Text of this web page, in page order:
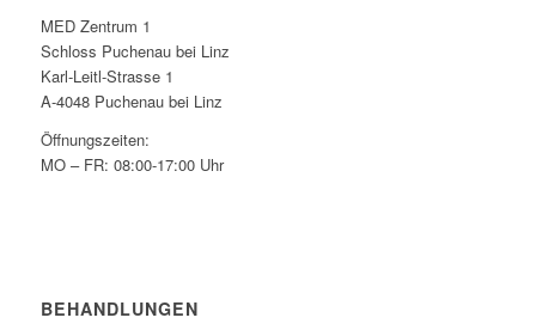
MED Zentrum 1
Schloss Puchenau bei Linz
Karl-Leitl-Strasse 1
A-4048 Puchenau bei Linz
Öffnungszeiten:
MO – FR: 08:00-17:00 Uhr
BEHANDLUNGEN